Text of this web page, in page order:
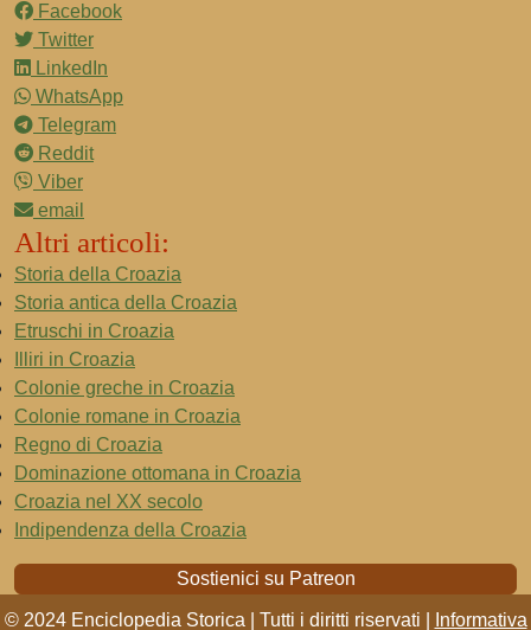
Facebook
Twitter
LinkedIn
WhatsApp
Telegram
Reddit
Viber
email
Altri articoli:
Storia della Croazia
Storia antica della Croazia
Etruschi in Croazia
Illiri in Croazia
Colonie greche in Croazia
Colonie romane in Croazia
Regno di Croazia
Dominazione ottomana in Croazia
Croazia nel XX secolo
Indipendenza della Croazia
Sostienici su Patreon
© 2024 Enciclopedia Storica | Tutti i diritti riservati | Informativa